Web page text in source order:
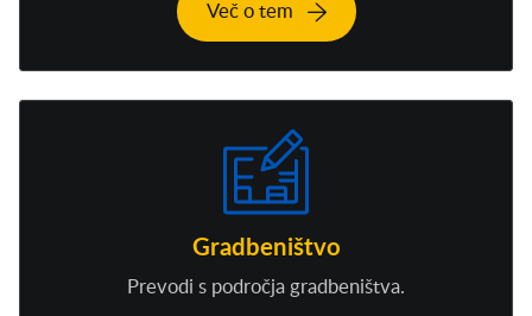
Več o tem
Gradbeništvo
Prevodi s področja gradbeništva.